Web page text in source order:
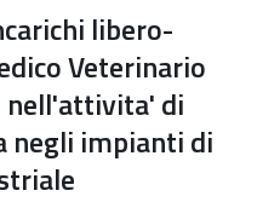
libero-
Veterinario
nell'attivita' di
negli impianti di